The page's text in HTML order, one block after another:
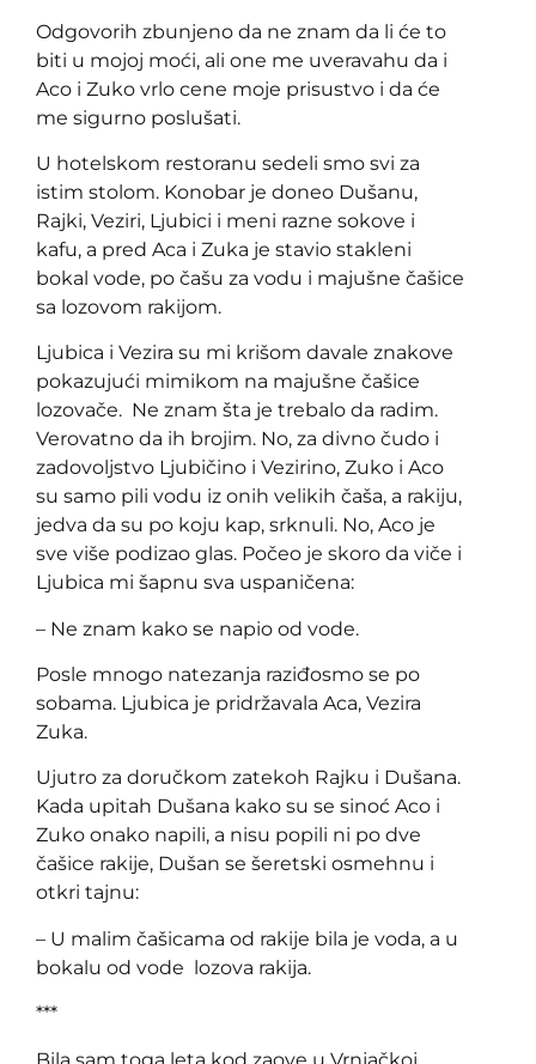
Odgovorih zbunjeno da ne znam da li će to
biti u mojoj moći, ali one me uveravahu da i
Aco i Zuko vrlo cene moje prisustvo i da će
me sigurno poslušati.
U hotelskom restoranu sedeli smo svi za
istim stolom. Konobar je doneo Dušanu,
Rajki, Veziri, Ljubici i meni razne sokove i
kafu, a pred Aca i Zuka je stavio stakleni
bokal vode, po čašu za vodu i majušne čašice
sa lozovom rakijom.
Ljubica i Vezira su mi krišom davale znakove
pokazujući mimikom na majušne čašice
lozovače. Ne znam šta je trebalo da radim.
Verovatno da ih brojim. No, za divno čudo i
zadovoljstvo Ljubičino i Vezirino, Zuko i Aco
su samo pili vodu iz onih velikih čaša, a rakiju,
jedva da su po koju kap, srknuli. No, Aco je
sve više podizao glas. Počeo je skoro da viče i
Ljubica mi šapnu sva uspaničena:
– Ne znam kako se napio od vode.
Posle mnogo natezanja raziđosmo se po
sobama. Ljubica je pridržavala Aca, Vezira
Zuka.
Ujutro za doručkom zatekoh Rajku i Dušana.
Kada upitah Dušana kako su se sinoć Aco i
Zuko onako napili, a nisu popili ni po dve
čašice rakije, Dušan se šeretski osmehnu i
otkri tajnu:
– U malim čašicama od rakije bila je voda, a u
bokalu od vode lozova rakija.
***
Bila sam toga leta kod zaove u Vrnjačkoj